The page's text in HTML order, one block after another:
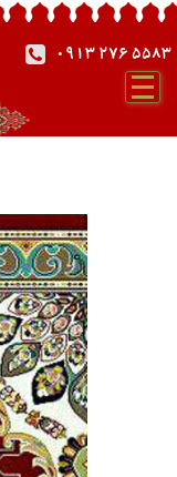
0913 276 5583